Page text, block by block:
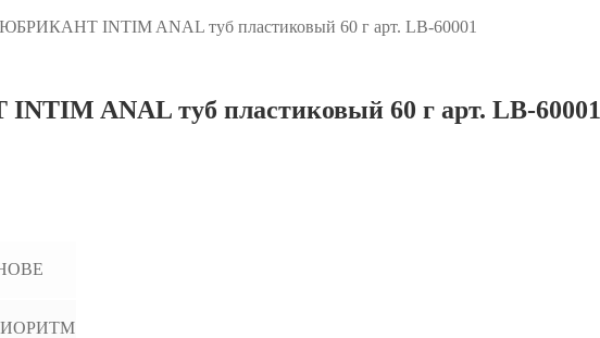
INTIM ANAL туб пластиковый 60 г арт. LB-60001
ANAL туб пластиковый 60 г арт. LB-60001